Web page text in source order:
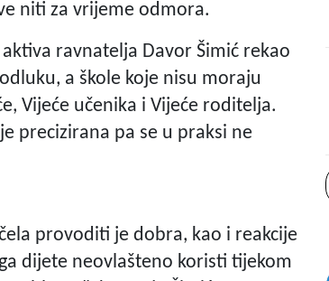
niti za vrijeme odmora.
ravnatelja Davor Šimić rekao
a škole koje nisu moraju
Vijeće učenika i Vijeće roditelja.
precizirana pa se u praksi ne
provoditi je dobra, kao i reakcije
dijete neovlašteno koristi tijekom